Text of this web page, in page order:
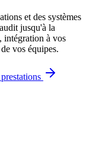
et des systèmes
jusqu'à la
intégration à vos
vos équipes.